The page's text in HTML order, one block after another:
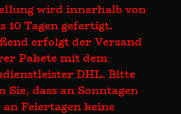
wird innerhalb von
10 Tagen gefertigt.
erfolgt der Versand
Pakete mit dem
DHL. Bitte
Sie, dass an Sonntagen
Feiertagen keine